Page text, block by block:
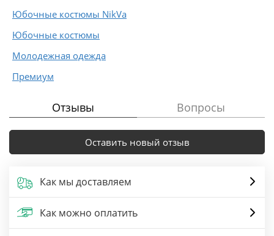
Юбочные костюмы NikVa
Юбочные костюмы
Молодежная одежда
Премиум
Отзывы Вопросы
Оставить новый отзыв
Как мы доставляем
Как можно оплатить